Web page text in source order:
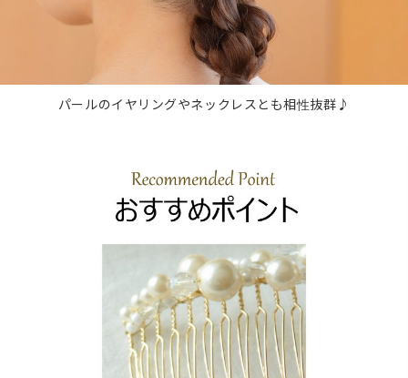
パールのイヤリングやネックレスとも相性抜群♪